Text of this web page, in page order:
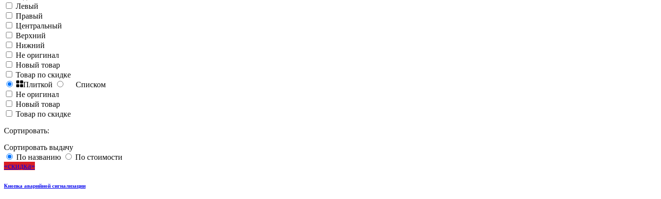
Левый
Правый
Центральный
Верхний
Нижний
Не оригинал
Новый товар
Товар по скидке
Плиткой
Списком
Не оригинал
Новый товар
Товар по скидке
Сортировать:
Сортировать выдачу
По названию
По стоимости
скидка
Кнопка аварийной сигнализации